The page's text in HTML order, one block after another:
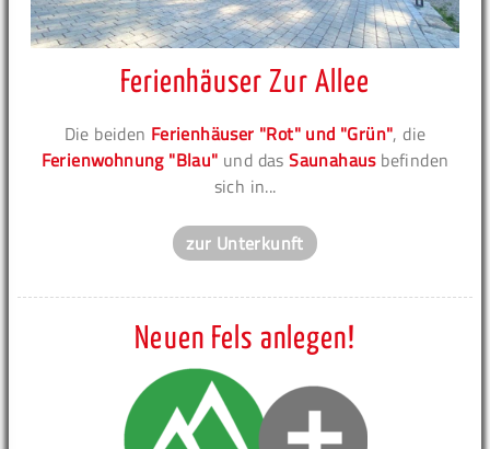
Ferienhäuser Zur Allee
Die beiden Ferienhäuser "Rot" und "Grün", die
Ferienwohnung "Blau" und dasSaunahausbefinden
sich in...
zur Unterkunft
Neuen Fels anlegen!